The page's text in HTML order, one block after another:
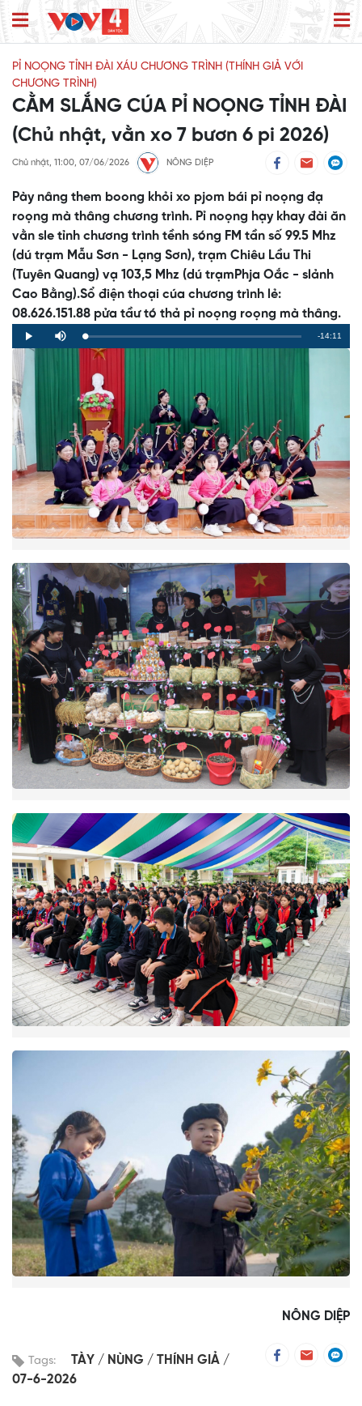
PỈ NOỌNG TỈNH ĐÀI XÁU CHƯƠNG TRÌNH (THÍNH GIẢ VỚI
CHƯƠNG TRÌNH)
CẰM SLẮNG CÚA PỈ NOỌNG TỈNH ĐÀI
(Chủ nhật, vằn xo 7 bươn 6 pi 2026)
Chủ nhật, 11:00, 07/06/2026 NÔNG DIỆP
Pày nâng them boong khỏi xo pjom bái pỉ noọng đạ
roọng mà thâng chương trình. Pỉ noọng hạy khay đài ăn
vằn sle tỉnh chương trình tềnh sóng FM tần số 99.5 Mhz
(dú trạm Mẫu Sơn - Lạng Sơn), trạm Chiêu Lầu Thi
(Tuyên Quang) vạ 103,5 Mhz (dú trạmPhja Oắc - slảnh
Cao Bằng).Sổ điện thoại cúa chương trình lẻ:
08.626.151.88 pửa tầư tó thả pỉ noọng roọng mà thâng.
Play Mute Loaded:
0%
Progress:
0%
Remaining
-14:11
NÔNG DIỆP
Tags: TÀY NÙNG
THÍNH GIẢ
07-6-2026